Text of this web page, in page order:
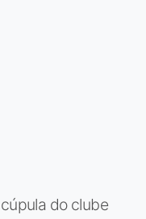
do clube